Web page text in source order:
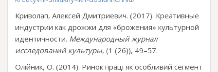
Криволап, Алексей Дмитриевич. (2017). Креативные
индустрии как дрожжи для «брожения» культурной
идентичности. Международный журнал
исследований культуры, (1 (26)), 49–57.
Олійник, О. (2014). Ринок праці як особливий сегмент